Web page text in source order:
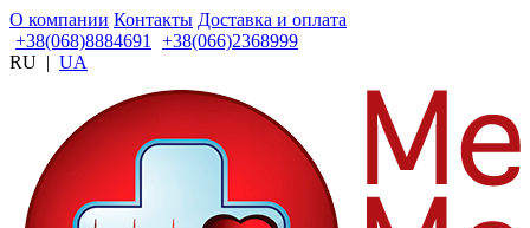
О компании Контакты Доставка и оплата
+38(068)8884691
+38(066)2368999
RU | UA